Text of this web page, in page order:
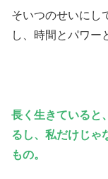
そいつのせいにし
し、時間とパワー
長く生きていると
るし、私だけじゃ
もの。